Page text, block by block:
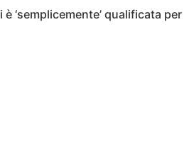
‘semplicemente’ qualificata per